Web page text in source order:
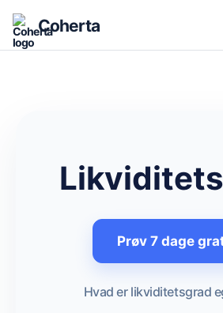
Coherta
Prøv 7 dage
Hvad er likviditetsgrad